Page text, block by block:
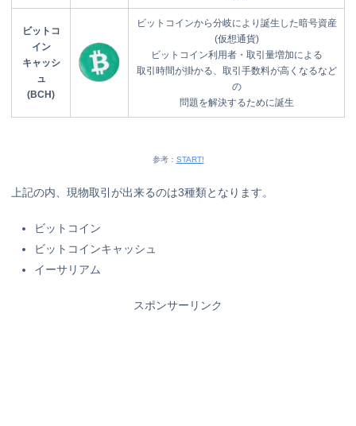
ビットコ
イン
キャッシ
ュ
(BCH)
ビットコインから分岐により誕生した暗号資産
(仮想通貨)
ビットコイン利用者・取引量増加による
取引時間が掛かる、取引手数料が高くなるなど
の
問題を解決するために誕生
参考： START!
上記の内、現物取引が出来るのは3種類となります。
ビットコイン
ビットコインキャッシュ
イーサリアム
スポンサーリンク